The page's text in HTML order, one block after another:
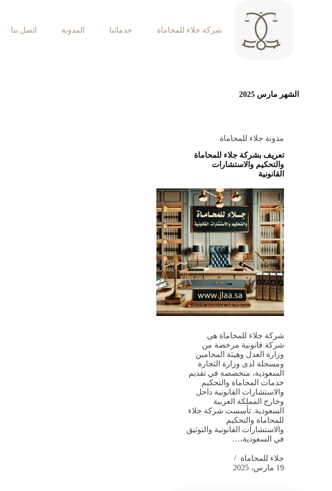
شركة جلاء للمحاماة خدماتنا المدونة اتصل بنا
الشهر مارس 2025
مدونة جلاء للمحاماة
تعريف بشركة جلاء للمحاماة
والتحكيم والاستشارات
القانونية
شركة جلاء للمحاماة هي
شركة قانونية مرخصة من
وزارة العدل وهيئة المحامين
ومسجلة لدى وزارة التجارة
السعودية، متخصصة في تقديم
خدمات المحاماة والتحكيم
والاستشارات القانونية داخل
وخارج المملكة العربية
السعودية. تأسست شركة جلاء
للمحاماة والتحكيم
والاستشارات القانونية والتوثيق
في السعودية،…
جلاء للمحاماة
19 مارس، 2025